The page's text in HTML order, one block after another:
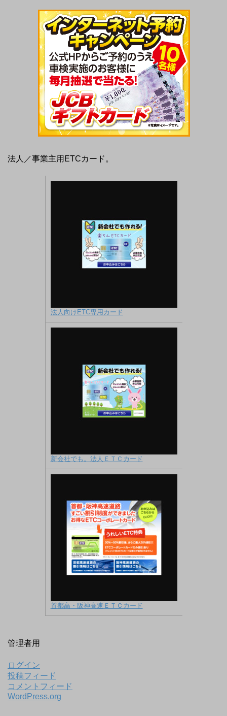
法人／事業主用ETCカード。
法人向けETC専用カード
新会社でも。法人ＥＴＣカード
首都高・阪神高速ＥＴＣカード
管理者用
ログイン
投稿フィード
コメントフィード
WordPress.org